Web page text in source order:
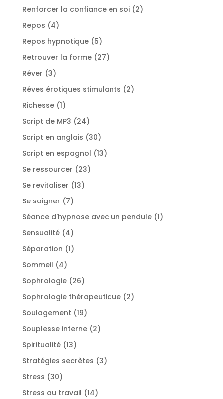
produits
Renforcer la confiance en soi 22
Repos 44
produits
Repos hypnotique 55
produits
Retrouver la forme 2727
Rêver 33
produits
Rêves érotiques stimulants 22
Richesse 11
produit
Script de MP3 2424
produits
Script en anglais 3030
produits
Script en espagnol 1313
Se ressourcer 2323
Se revitaliser 1313
Se soigner 77
produits
Séance d'hypnose avec un pendule 11
Sensualité 44
produits
Séparation 11
Sommeil 44
produits
Sophrologie 2626
produits
Sophrologie thérapeutique 22
Soulagement 1919
produits
Souplesse interne 22
Spiritualité 1313
produits
Stratégies secrètes 33
Stress 3030
produits
Stress au travail 1414